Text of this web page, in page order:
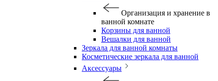
Организация и хранение в
ванной комнате
Корзины для ванной
Вешалки для ванной
Зеркала для ванной комнаты
Косметические зеркала для ванной
Аксессуары